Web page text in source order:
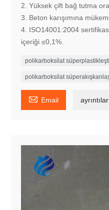
2. Yüksek çift bağ tutma
3. Beton karışımına
4. ISO14001:2004
içeriği ≤0,1%.
polikarboksilat
polikarboksilat
 Email ayrıntılar